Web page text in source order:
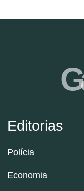
Editorias
Polícia
Economia